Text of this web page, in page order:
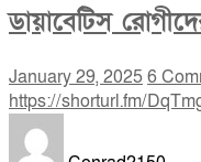
ডায়াবেটিস
January 29, 20256
https://shorturl.fm/